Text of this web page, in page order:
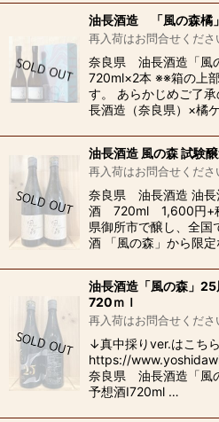
油長酒造 「風の森
再入荷はお問合せくださ
奈良県 油長酒造「風
720ml×2本 ※※箱の上
す。 あらかじめご了
長酒造（奈良県）×橘
油長酒造 風の森 試験
再入荷はお問合せくださ
奈良県 油長酒造 油
酒 720ml 1,600円+
県御所市で醸し、全国
酒 「風の森」から限
油長酒造「風の森」
720ｍｌ
再入荷はお問合せくださ
↓真中採りver.はこち
https://
奈良県 油長酒造「風
予想酒I720ml …